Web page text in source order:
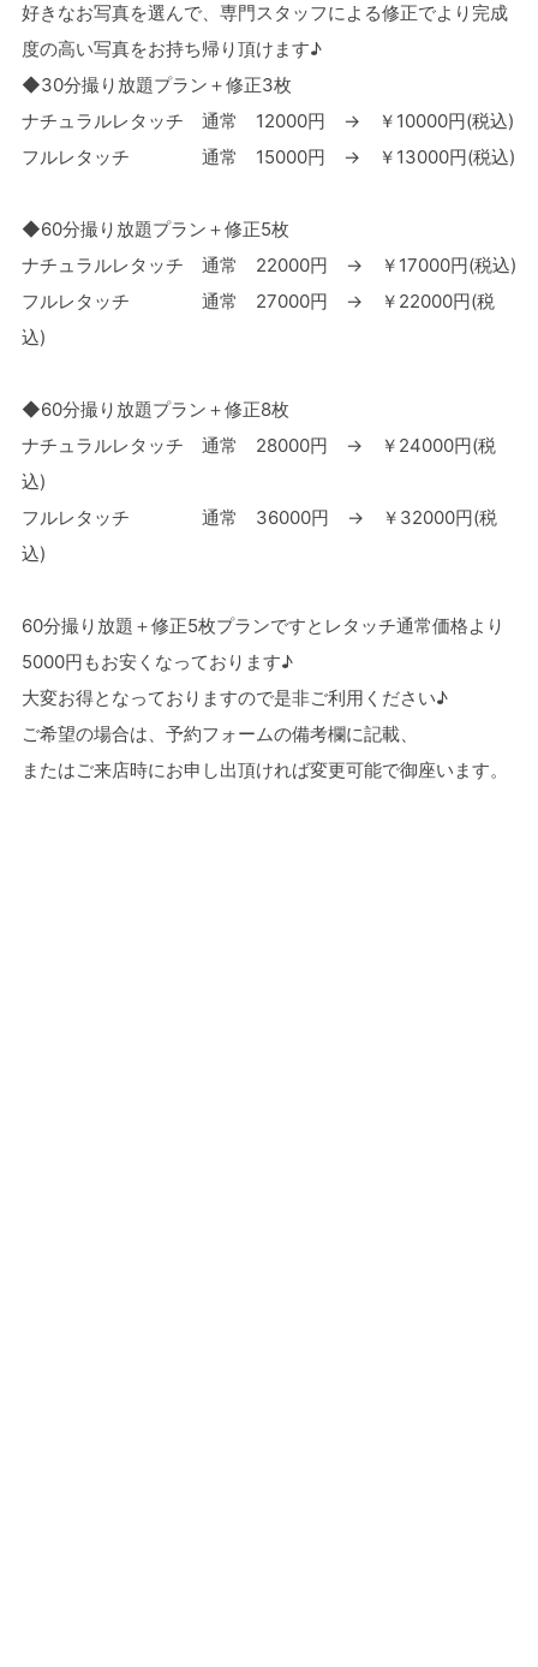
好きなお写真を選んで、専門スタッフによる修正でより完成
度の高い写真をお持ち帰り頂けます♪
◆30分撮り放題プラン＋修正3枚
ナチュラルレタッチ 通常 12000円 → ￥10000円(税込)
フルレタッチ 通常 15000円 → ￥13000円(税込)
◆60分撮り放題プラン＋修正5枚
ナチュラルレタッチ 通常 22000円 → ￥17000円(税込)
フルレタッチ 通常 27000円 → ￥22000円(税
込)
◆60分撮り放題プラン＋修正8枚
ナチュラルレタッチ 通常 28000円 → ￥24000円(税
込)
フルレタッチ 通常 36000円 → ￥32000円(税
込)
60分撮り放題＋修正5枚プランですとレタッチ通常価格より
5000円もお安くなっております♪
大変お得となっておりますので是非ご利用ください♪
ご希望の場合は、予約フォームの備考欄に記載、
またはご来店時にお申し出頂ければ変更可能で御座います。